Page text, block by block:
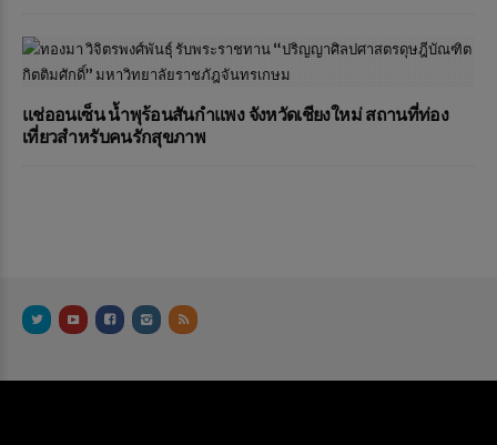
แช่ออนเซ็น น้ำพุร้อนสันกำแพง จังหวัดเชียงใหม่ สถานที่ท่อง
เที่ยวสำหรับคนรักสุขภาพ